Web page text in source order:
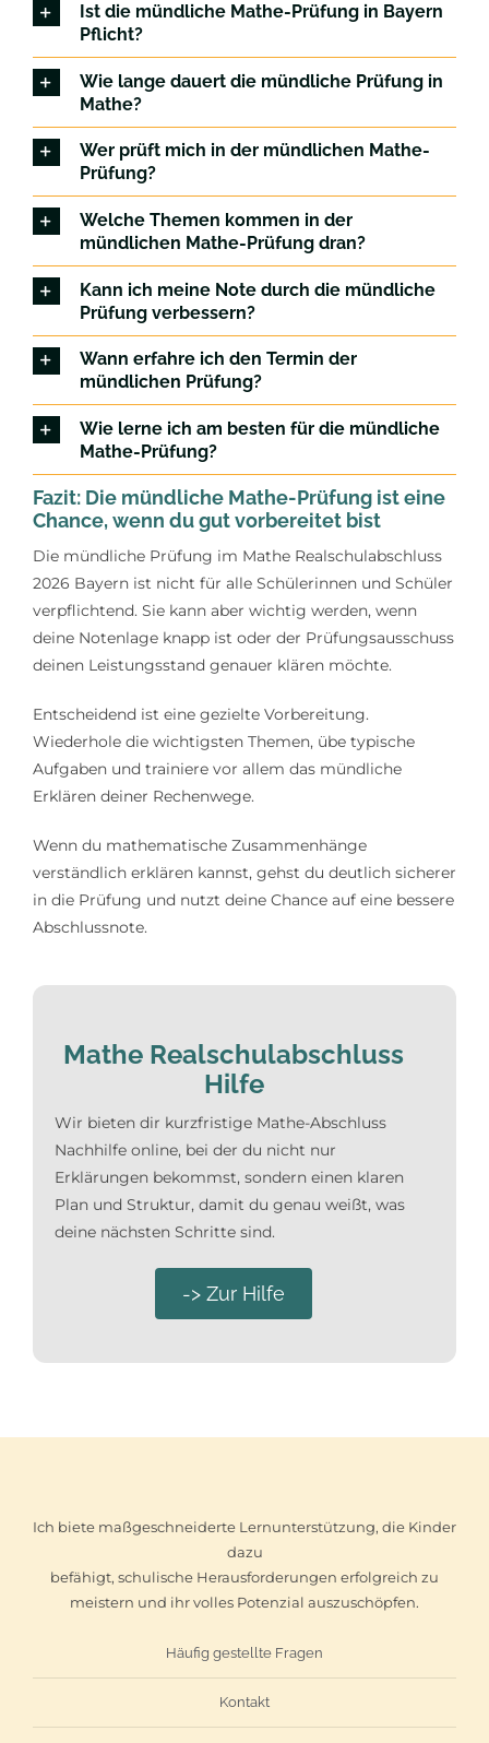
Ist die mündliche Mathe-Prüfung in Bayern
Pflicht?
Wie lange dauert die mündliche Prüfung in
Mathe?
Wer prüft mich in der mündlichen Mathe-
Prüfung?
Welche Themen kommen in der
mündlichen Mathe-Prüfung dran?
Kann ich meine Note durch die mündliche
Prüfung verbessern?
Wann erfahre ich den Termin der
mündlichen Prüfung?
Wie lerne ich am besten für die mündliche
Mathe-Prüfung?
Fazit: Die mündliche Mathe-Prüfung ist eine
Chance, wenn du gut vorbereitet bist
Die mündliche Prüfung im Mathe Realschulabschluss
2026 Bayern ist nicht für alle Schülerinnen und Schüler
verpflichtend. Sie kann aber wichtig werden, wenn
deine Notenlage knapp ist oder der Prüfungsausschuss
deinen Leistungsstand genauer klären möchte.
Entscheidend ist eine gezielte Vorbereitung.
Wiederhole die wichtigsten Themen, übe typische
Aufgaben und trainiere vor allem das mündliche
Erklären deiner Rechenwege.
Wenn du mathematische Zusammenhänge
verständlich erklären kannst, gehst du deutlich sicherer
in die Prüfung und nutzt deine Chance auf eine bessere
Abschlussnote.
Mathe Realschulabschluss
Hilfe
Wir bieten dir kurzfristige Mathe-Abschluss
Nachhilfe online, bei der du nicht nur
Erklärungen bekommst, sondern einen klaren
Plan und Struktur, damit du genau weißt, was
deine nächsten Schritte sind.
-> Zur Hilfe
Ich biete maßgeschneiderte Lernunterstützung, die Kinder
dazu
befähigt, schulische Herausforderungen erfolgreich zu
meistern und ihr volles Potenzial auszuschöpfen.
Häufig gestellte Fragen
Kontakt